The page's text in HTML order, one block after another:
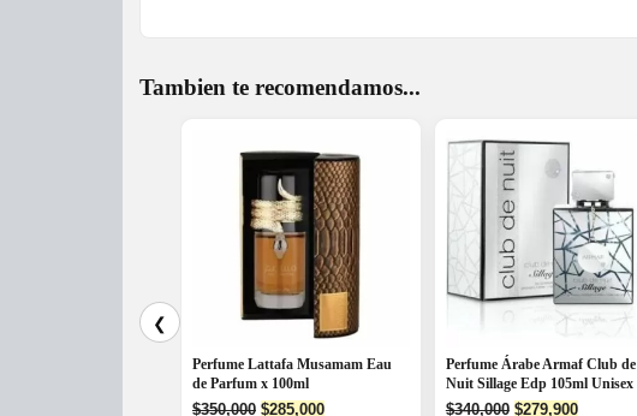
Tambien te recomendamos...
❮
Perfume Lattafa Musamam Eau
de Parfum x 100ml
$350,000 Original
$285,000Current
Perfume Árabe Armaf Club de
Nuit Sillage Edp 105ml Unisex
$340,000 Original
$279,900Current